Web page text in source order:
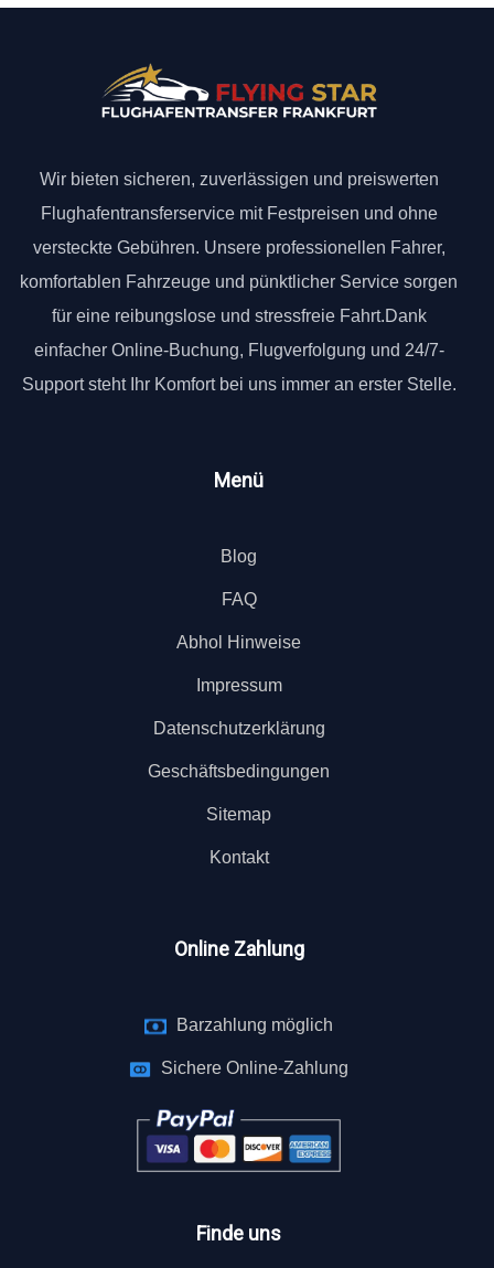
Wir bieten sicheren, zuverlässigen und preiswerten
Flughafentransferservice mit Festpreisen und ohne
versteckte Gebühren. Unsere professionellen Fahrer,
komfortablen Fahrzeuge und pünktlicher Service sorgen
für eine reibungslose und stressfreie Fahrt.Dank
einfacher Online-Buchung, Flugverfolgung und 24/7-
Support steht Ihr Komfort bei uns immer an erster Stelle.
Menü
Blog
FAQ
Abhol Hinweise
Impressum
Datenschutzerklärung
Geschäftsbedingungen
Sitemap
Kontakt
Online Zahlung
Barzahlung möglich
Sichere Online-Zahlung
Finde uns